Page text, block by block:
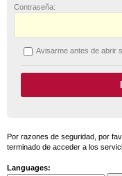
Contraseña:
Avisarme antes de abrir
Por razones de seguridad, por
terminado de acceder a los
Languages: